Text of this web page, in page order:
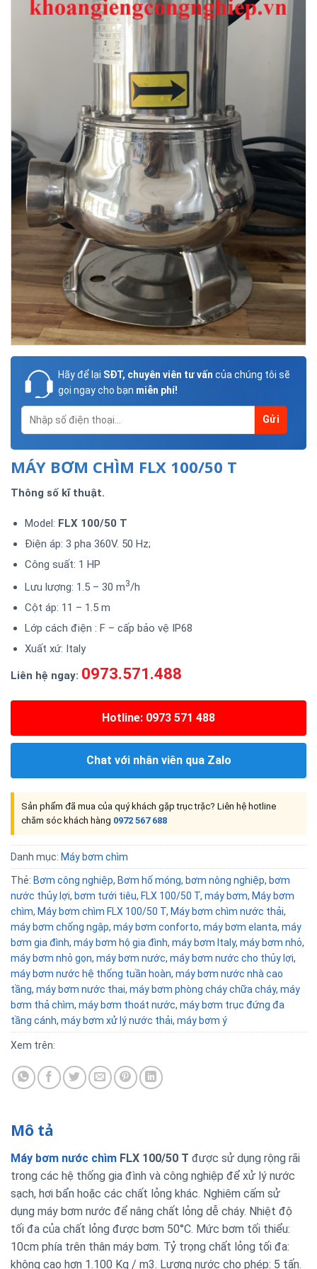
Hãy để lại SĐT, chuyên viên tư vấn của chúng tôi sẽ
gọi ngay cho bạn miễn phí!
MÁY BƠM CHÌM FLX 100/50 T
Thông số kĩ thuật.
Model: FLX 100/50 T
Điện áp: 3 pha 360V. 50 Hz;
Công suất: 1 HP
Lưu lượng: 1.5 – 30 m3/h
Cột áp: 11 – 1.5 m
Lớp cách điện : F – cấp bảo vệ IP68
Xuất xứ: Italy
Liên hệ ngay: 0973.571.488
Hotline: 0973 571 488
Chat với nhân viên qua Zalo
Sản phẩm đã mua của quý khách gặp trục trặc? Liên hệ hotline
chăm sóc khách hàng 0972 567 688
Danh mục: Máy bơm chìm
Thẻ: Bơm công nghiệp, Bơm hố móng, bơm nông nghiệp, bơm
nước thủy lợi, bơm tưới tiêu, FLX 100/50 T, máy bơm, Máy bơm
chìm, Máy bơm chìm FLX 100/50 T, Máy bơm chìm nước thải,
máy bơm chống ngập, máy bơm conforto, máy bơm elanta, máy
bơm gia đình, máy bơm hộ gia đình, máy bơm Italy, máy bơm nhỏ,
máy bơm nhỏ gọn, máy bơm nước, máy bơm nước cho thủy lợi,
máy bơm nước hệ thống tuần hoàn, máy bơm nước nhà cao
tầng, máy bơm nước thai, máy bơm phòng cháy chữa cháy, máy
bơm thả chìm, máy bơm thoát nước, máy bơm trục đứng đa
tầng cánh, máy bơm xử lý nước thải, máy bơm ý
Xem trên:
Mô tả
Máy bơm nước chìm FLX 100/50 T được sử dụng rộng rãi
trong các hệ thống gia đình và công nghiệp để xử lý nước
sạch, hơi bẩn hoặc các chất lỏng khác. Nghiêm cấm sử
dụng máy bơm nước để nâng chất lỏng dễ cháy. Nhiệt độ
tối đa của chất lỏng được bơm 50°C. Mức bơm tối thiểu:
10cm phía trên thân máy bơm. Tỷ trọng chất lỏng tối đa:
không cao hơn 1.100 Kg / m3. Lượng nước cho phép: 5 tấn.